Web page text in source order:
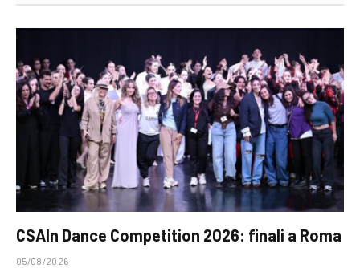
CSAIn Dance Competition 2026: finali a Roma
05/08/2026